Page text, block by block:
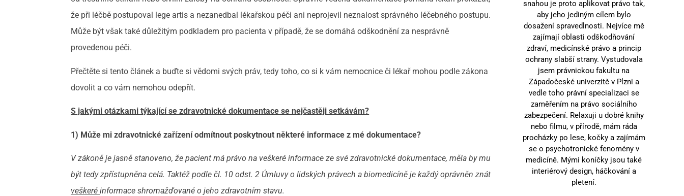
že při léčbě postupoval lege artis a nezanedbal lékařskou péči ani neprojevil neznalost správného léčebného postupu.
Může být však také důležitým podkladem pro pacienta v případě, že se domáhá odškodnění za nesprávně
provedenou péči.
Přečtěte si tento článek a buďte si vědomi svých práv, tedy toho, co si k vám nemocnice či lékař mohou podle zákona
dovolit a co vám nemohou odepřít.
S jakými otázkami týkající se zdravotnické dokumentace se nejčastěji setkávám?
1) Může mi zdravotnické zařízení odmítnout poskytnout některé informace z mé dokumentace?
V zákoně je jasně stanoveno, že pacient má právo na veškeré informace ze své zdravotnické dokumentace, měla by mu
být tedy zpřístupněna celá. Taktéž podle čl. 10 odst. 2 Úmluvy o lidských právech a biomedicíně je každý oprávněn znát
veškeréinformace shromažďované o jeho zdravotním stavu.
snahou je proto aplikovat právo tak,
aby jeho jediným cílem bylo
dosažení spravedlnosti. Nejvíce mě
zajímají oblasti odškodňování
zdraví, medicínské právo a princip
ochrany slabší strany. Vystudovala
jsem právnickou fakultu na
Západočeské univerzitě v Plzni a
vedle toho právní specializaci se
zaměřením na právo sociálního
zabezpečení. Relaxuji u dobré knihy
nebo filmu, v přírodě, mám ráda
procházky po lese, kočky a zajímám
se o psychotronické fenomény v
medicíně. Mými koníčky jsou také
interiérový design, háčkování a
pletení.